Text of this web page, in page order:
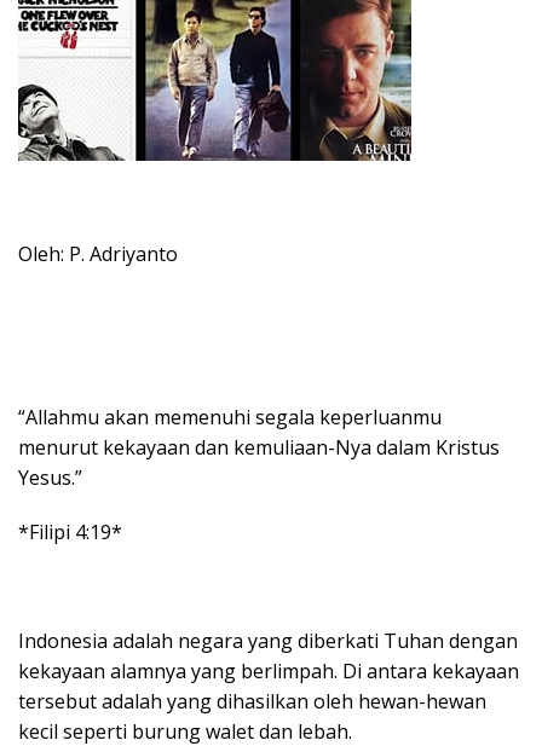
Oleh: P. Adriyanto
“Allahmu akan memenuhi segala keperluanmu
menurut kekayaan dan kemuliaan-Nya dalam Kristus
Yesus.”
*Filipi 4:19*
Indonesia adalah negara yang diberkati Tuhan dengan
kekayaan alamnya yang berlimpah. Di antara kekayaan
tersebut adalah yang dihasilkan oleh hewan-hewan
kecil seperti burung walet dan lebah.